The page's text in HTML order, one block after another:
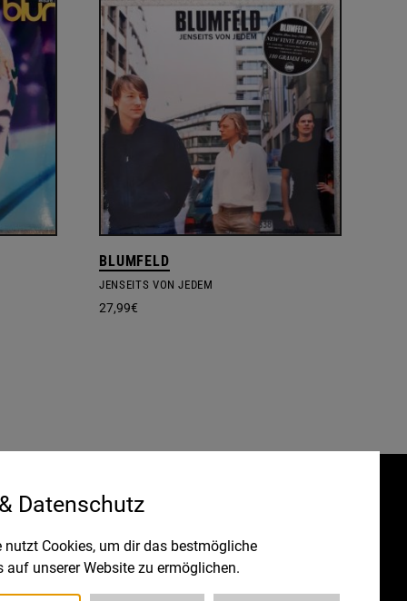
BLUMFELD
JENSEITS VON JEDEM
27,99€
Datenschutz
nutzt Cookies, um dir das bestmögliche
auf unserer Website zu ermöglichen.